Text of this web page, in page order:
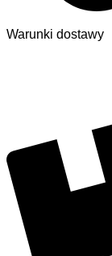
Warunki dostawy